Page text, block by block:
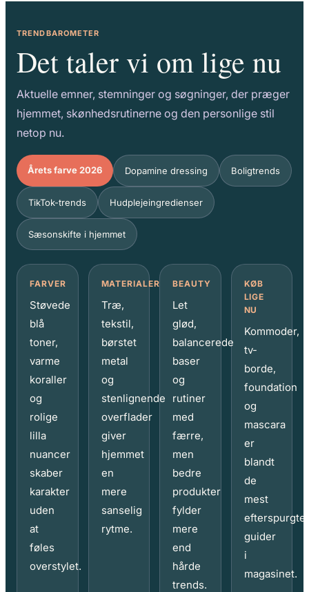
TRENDBAROMETER
Det taler vi om lige nu
Aktuelle emner, stemninger og søgninger, der præger
hjemmet, skønhedsrutinerne og den personlige stil
netop nu.
Årets farve 2026 Dopamine dressing Boligtrends
TikTok-trends Hudplejeingredienser
Sæsonskifte i hjemmet
FARVER
Støvede
blå
toner,
varme
koraller
og
rolige
lilla
nuancer
skaber
karakter
uden
at
føles
overstylet.
MATERIALER
Træ,
tekstil,
børstet
metal
og
stenlignende
overflader
giver
hjemmet
en
mere
sanselig
rytme.
BEAUTY
Let
glød,
balancerede
baser
og
rutiner
med
færre,
men
bedre
produkter
fylder
mere
end
hårde
trends.
KØB
LIGE
NU
Kommoder,
tv-
borde,
foundation
og
mascara
er
blandt
de
mest
efterspurgte
guider
i
magasinet.